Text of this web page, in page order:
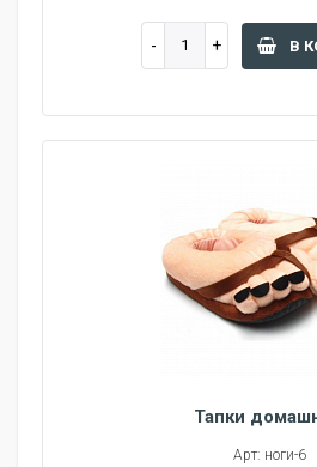
В
Тапки
Арт: ноги-6